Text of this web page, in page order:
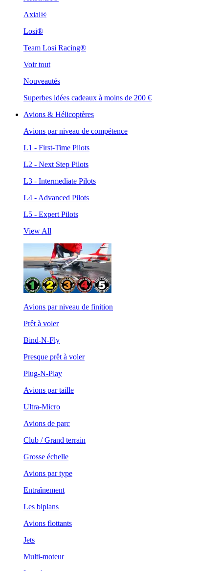
Axial®
Losi®
Team Losi Racing®
Voir tout
Nouveautés
Superbes idées cadeaux à moins de 200 €
Avions & Hélicoptères
Avions par niveau de compétence
L1 - First-Time Pilots
L2 - Next Step Pilots
L3 - Intermediate Pilots
L4 - Advanced Pilots
L5 - Expert Pilots
View All
Avions par niveau de finition
Prêt à voler
Bind-N-Fly
Presque prêt à voler
Plug-N-Play
Avions par taille
Ultra-Micro
Avions de parc
Club / Grand terrain
Grosse échelle
Avions par type
Entraînement
Les biplans
Avions flottants
Jets
Multi-moteur